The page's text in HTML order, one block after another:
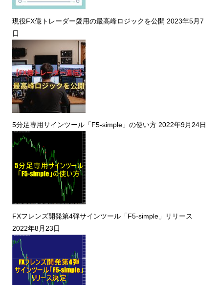
現役FX億トレーダー愛用の最高峰ロジックを公開 2023年5月7
日
5分足専用サインツール「F5-simple」の使い方2022年9月24日
FXフレンズ開発第4弾サインツール「F5-simple」リリース
2022年8月23日